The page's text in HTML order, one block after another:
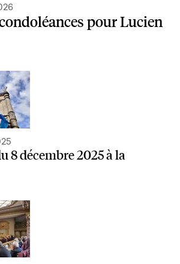
pour Lucien
8 décembre 2025 à la